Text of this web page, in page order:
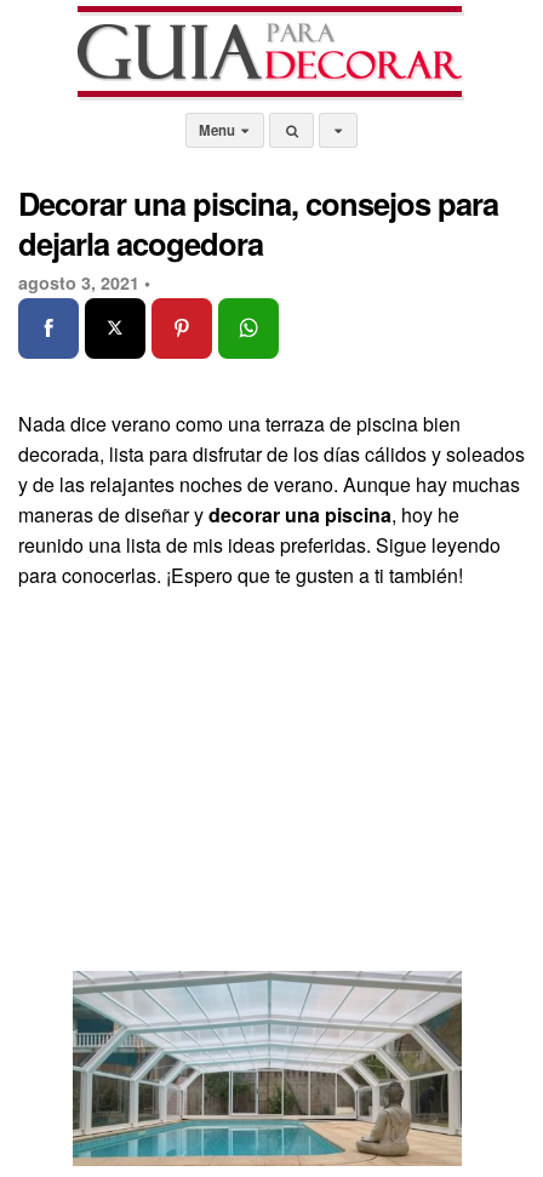
Menu
Decorar una piscina, consejos para
dejarla acogedora
agosto 3, 2021 •
Nada dice verano como una terraza de piscina bien
decorada, lista para disfrutar de los días cálidos y soleados
y de las relajantes noches de verano. Aunque hay muchas
maneras de diseñar ydecorar una piscina, hoy he
reunido una lista de mis ideas preferidas. Sigue leyendo
para conocerlas. ¡Espero que te gusten a ti también!